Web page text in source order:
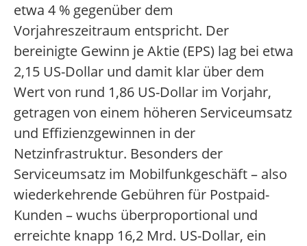
etwa 4 % gegenüber dem
Vorjahreszeitraum entspricht. Der
bereinigte Gewinn je Aktie (EPS) lag bei etwa
2,15 US-Dollar und damit klar über dem
Wert von rund 1,86 US-Dollar im Vorjahr,
getragen von einem höheren Serviceumsatz
und Effizienzgewinnen in der
Netzinfrastruktur. Besonders der
Serviceumsatz im Mobilfunkgeschäft – also
wiederkehrende Gebühren für Postpaid-
Kunden – wuchs überproportional und
erreichte knapp 16,2 Mrd. US-Dollar, ein